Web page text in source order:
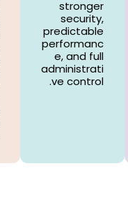
stronger
security,
predictable
performanc
e, and full
administrati
ve control.